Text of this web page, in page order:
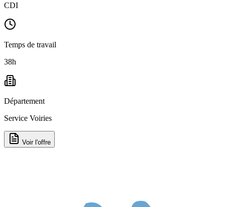
CDI
Temps de travail
38h
Département
Service Voiries
Voir l'offre